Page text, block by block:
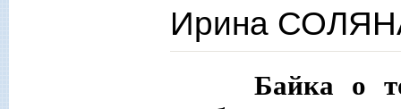
Ирина
Байка о